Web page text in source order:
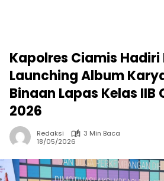
Kapolres Ciamis Hadiri
Launching Album
Binaan Lapas Kelas IIB
2026
Redaksi
3 Min Baca
18/05/2026